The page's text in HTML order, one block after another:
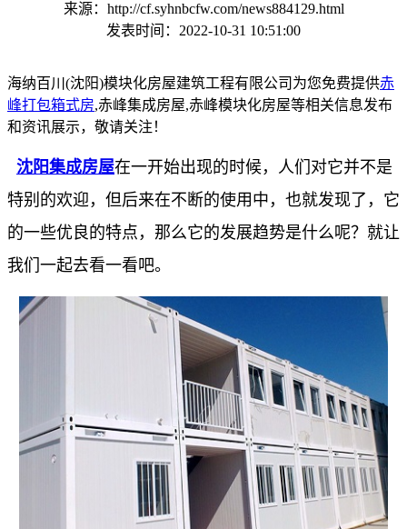
来源：http://cf.syhnbcfw.com/news884129.html
发表时间：2022-10-31 10:51:00
海纳百川(沈阳)模块化房屋建筑工程有限公司为您免费提供赤
峰打包箱式房,赤峰集成房屋,赤峰模块化房屋等相关信息发布
和资讯展示，敬请关注！
沈阳集成房屋在一开始出现的时候，人们对它并不是
特别的欢迎，但后来在不断的使用中，也就发现了，它
的一些优良的特点，那么它的发展趋势是什么呢？就让
我们一起去看一看吧。